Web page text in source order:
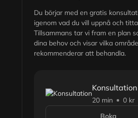
Du börjar med en gratis
igenom vad du vill uppnå och
Tillsammans tar vi fram en plan
dina behov och visar vilka
rekommenderar att behandla.
20 min
0 kr
Boka